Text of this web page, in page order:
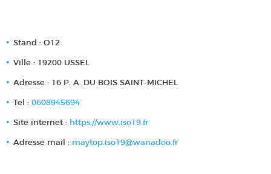
Stand : O12
Ville : 19200 USSEL
Adresse : 16 P. A. DU BOIS SAINT-MICHEL
Tel : 0608945694
Site internet : https://www.iso19.fr
Adresse mail : maytop.iso19@wanadoo.fr